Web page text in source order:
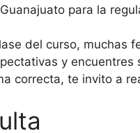
para la
del curso,
y
correcta, te invito a